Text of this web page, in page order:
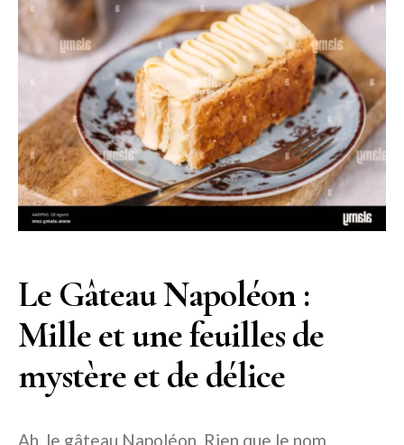
Le Gâteau Napoléon :
Mille et une feuilles de
mystère et de délice
Ah, le gâteau Napoléon. Rien que le nom